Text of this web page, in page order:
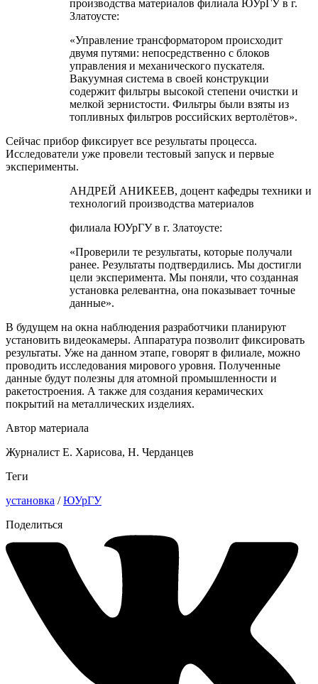
производства материалов филиала ЮУрГУ в г.
Златоусте:
«Управление трансформатором происходит
двумя путями: непосредственно с блоков
управления и механического пускателя.
Вакуумная система в своей конструкции
содержит фильтры высокой степени очистки и
мелкой зернистости. Фильтры были взяты из
топливных фильтров российских вертолётов».
Сейчас прибор фиксирует все результаты процесса.
Исследователи уже провели тестовый запуск и первые
эксперименты.
АНДРЕЙ АНИКЕЕВ, доцент кафедры техники и
технологий производства материалов
филиала ЮУрГУ в г. Златоусте:
«Проверили те результаты, которые получали
ранее. Результаты подтвердились. Мы достигли
цели эксперимента. Мы поняли, что созданная
установка релевантна, она показывает точные
данные».
В будущем на окна наблюдения разработчики планируют
установить видеокамеры. Аппаратура позволит фиксировать
результаты. Уже на данном этапе, говорят в филиале, можно
проводить исследования мирового уровня. Полученные
данные будут полезны для атомной промышленности и
ракетостроения. А также для создания керамических
покрытий на металлических изделиях.
Автор материала
Журналист Е. Харисова, Н. Черданцев
Теги
установка /ЮУрГУ
Поделиться